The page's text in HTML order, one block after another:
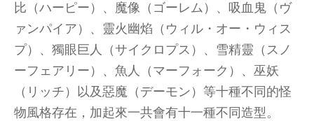
比（ハーピー）、魔像（ゴーレム）、吸血鬼（ヴ
ァンパイア）、靈火幽焰（ウィル・オー・ウィス
プ）、獨眼巨人（サイクロプス）、雪精靈（スノ
ーフェアリー）、魚人（マーフォーク）、巫妖
（リッチ）以及惡魔（デーモン）等十種不同的怪
物風格存在，加起來一共會有十一種不同造型。